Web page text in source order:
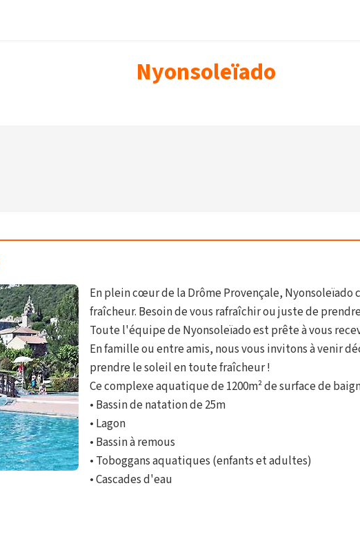
Nyonsoleïado
En plein cœur de la Drôme Provençale,
fraîcheur. Besoin de vous rafraîchir ou juste de
Toute l'équipe de Nyonsoleïado est prête à vous
En famille ou entre amis, nous vous invitons à venir
prendre le soleil en toute fraîcheur !
Ce complexe aquatique de 1200m² de surface de
• Bassin de natation de 25m
• Lagon
• Bassin à remous
• Toboggans aquatiques (enfants et adultes)
• Cascades d'eau